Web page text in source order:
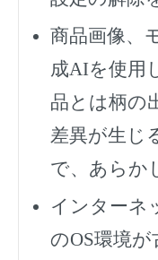
商品画像、
成AIを使用
品とは柄の
差異が生じ
で、あらか
インターネ
のOS環境